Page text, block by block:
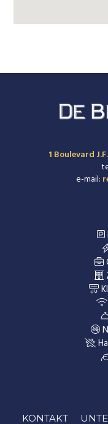
1 Boulevard
e-mail:
KONTAKT